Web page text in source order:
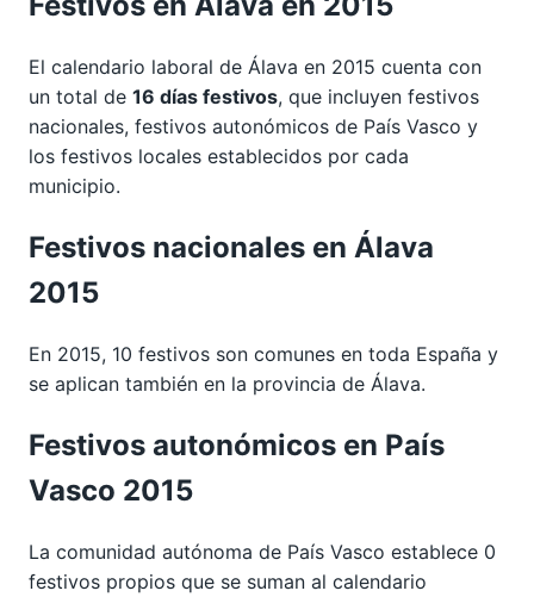
El calendario laboral de Álava en 2015 cuenta con
un total de 16 días festivos, que incluyen festivos
nacionales, festivos autonómicos de País Vasco y
los festivos locales establecidos por cada
municipio.
Festivos nacionales en Álava
2015
En 2015, 10 festivos son comunes en toda España y
se aplican también en la provincia de Álava.
Festivos autonómicos en País
Vasco 2015
La comunidad autónoma de País Vasco establece 0
festivos propios que se suman al calendario